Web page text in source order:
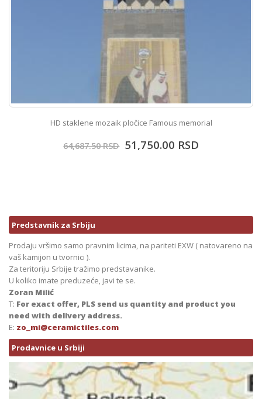
HD staklene mozaik pločice Famous memorial
64,687.50RSD 51,750.00 RSD
Predstavnik za Srbiju
Prodaju vršimo samo pravnim licima, na pariteti EXW ( natovareno na
vaš kamijon u tvornici ).
Za teritoriju Srbije tražimo predstavanike.
U koliko imate preduzeće, javi te se.
Zoran Milić
T: For exact offer, PLS send us quantity and product you
need with delivery address.
E: zo_mi@ceramictiles.com
Prodavnice u Srbiji